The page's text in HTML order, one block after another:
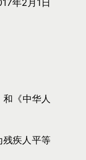
年2月1日
《中华人
残疾人平等